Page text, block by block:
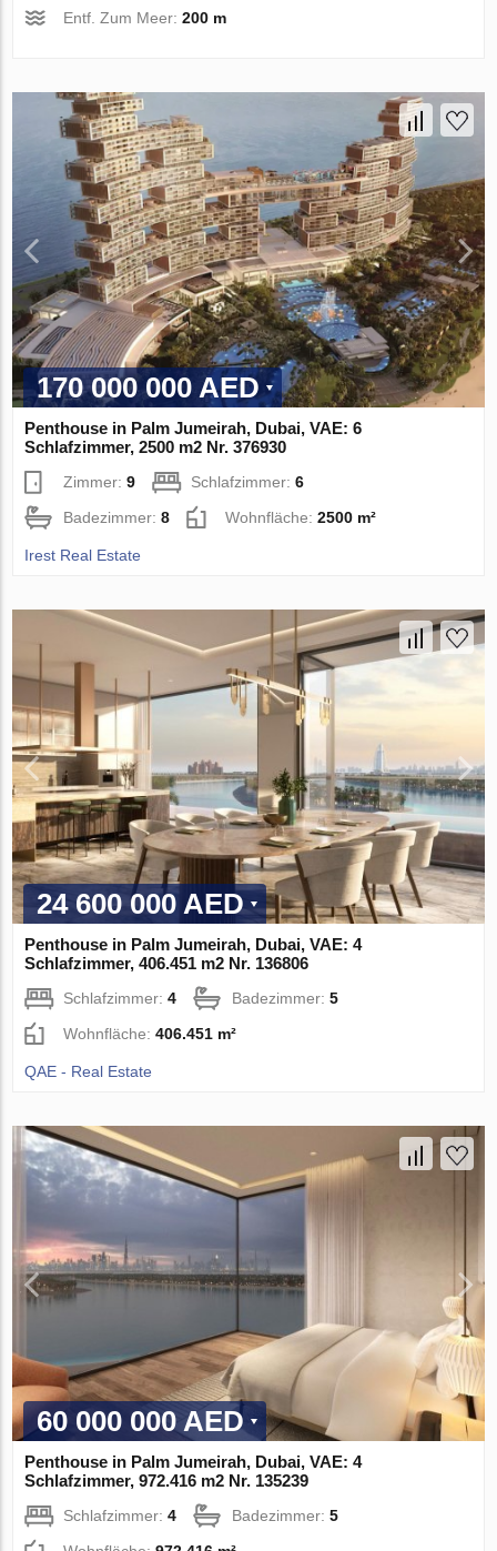
Entf. Zum Meer:200 m
170 000 000 AED
Penthouse in Palm Jumeirah, Dubai, VAE: 6
Schlafzimmer, 2500 m2 Nr. 376930
Zimmer:9 Schlafzimmer:6
Badezimmer:8 Wohnfläche:2500 m²
Irest Real Estate
24 600 000 AED
Penthouse in Palm Jumeirah, Dubai, VAE: 4
Schlafzimmer, 406.451 m2 Nr. 136806
Schlafzimmer:4 Badezimmer:5
Wohnfläche:406.451 m²
QAE - Real Estate
60 000 000 AED
Penthouse in Palm Jumeirah, Dubai, VAE: 4
Schlafzimmer, 972.416 m2 Nr. 135239
Schlafzimmer:4 Badezimmer:5